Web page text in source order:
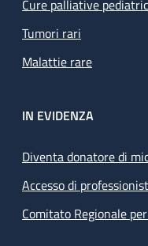
Cure palliative
Tumori rari
Malattie rare
IN EVIDENZA
Diventa donatore di
Accesso di
Comitato Regionale